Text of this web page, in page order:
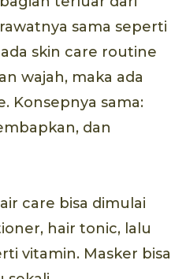
sama seperti
skin care routine
wajah, maka ada
Konsepnya sama:
dan
care bisa dimulai
hair tonic, lalu
vitamin. Masker bisa